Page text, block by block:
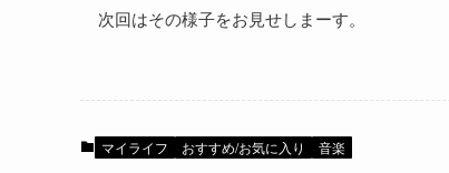
次回はその様子をお見せしまーす。
マイライフ おすすめ/お気に入り 音楽